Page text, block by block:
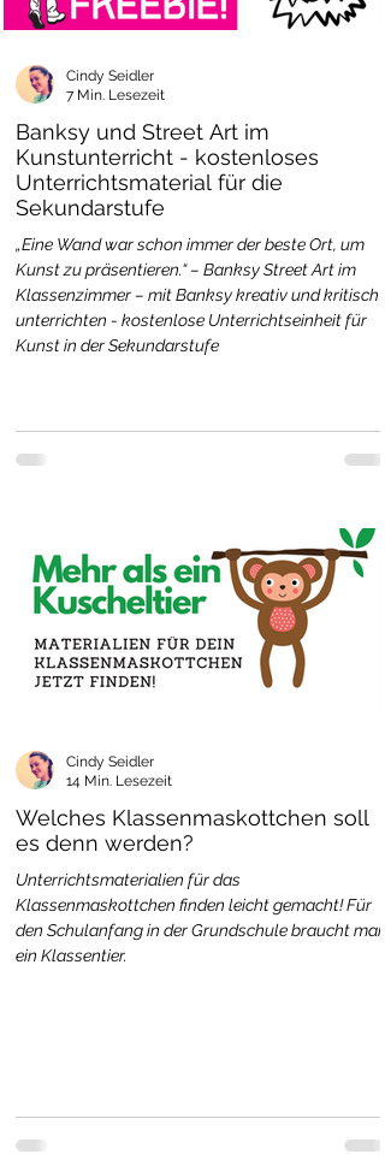
Banksy und Street Art im
Kunstunterricht - kostenloses
Unterrichtsmaterial für die
Sekundarstufe
„Eine Wand war schon immer der beste Ort, um
Kunst zu präsentieren.“ – Banksy Street Art im
Klassenzimmer – mit Banksy kreativ und kritisch
unterrichten - kostenlose Unterrichtseinheit für
Kunst in der Sekundarstufe
Cindy Seidler
7 Min. Lesezeit
Welches Klassenmaskottchen soll
es denn werden?
Unterrichtsmaterialien für das
Klassenmaskottchen finden leicht gemacht! Für
den Schulanfang in der Grundschule braucht man
ein Klassentier.
Cindy Seidler
14 Min. Lesezeit